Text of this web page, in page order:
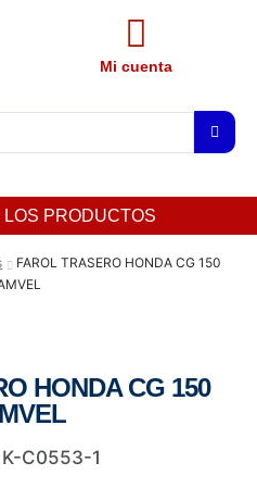
Mi cuenta
PRODUCTOS
FAROL TRASERO HONDA CG 150
HONDA CG 150
C0553-1